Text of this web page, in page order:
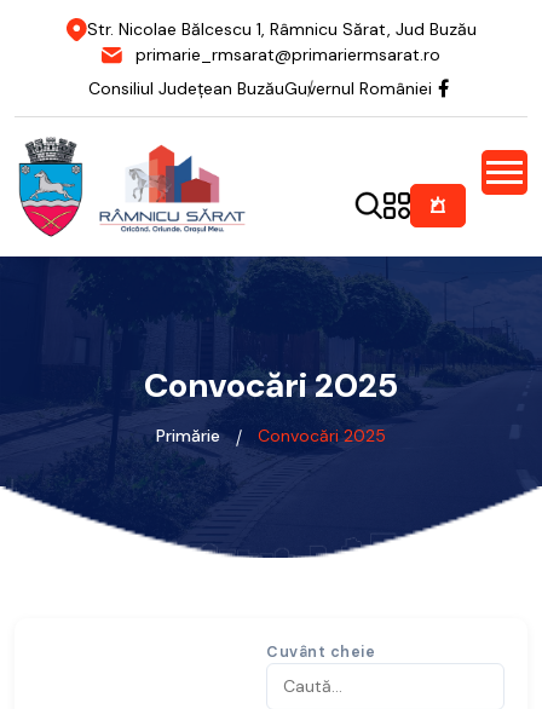
Str. Nicolae Bălcescu 1, Râmnicu Sărat, Jud Buzău
primarie_rmsarat@primariermsarat.ro
Consiliul Județean BuzăuGuvernul României
Convocări 2025
Primărie Convocări 2025
Cuvânt cheie